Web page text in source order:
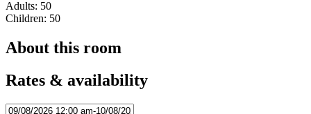
Adults: 50
Children: 50
About this room
Rates & availability